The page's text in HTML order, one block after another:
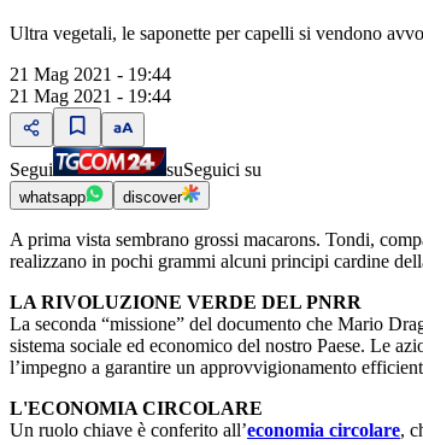
Ultra vegetali, le saponette per capelli si vendono
21 Mag 2021 - 19:44
21 Mag 2021 - 19:44
Segui suSeguici su
whatsapp discover
A prima vista sembrano grossi macarons. Tondi,
realizzano in pochi grammi alcuni principi cardine
LA RIVOLUZIONE VERDE DEL PNRR
La seconda “missione” del documento che Mario
sistema sociale ed economico del nostro Paese. Le
l’impegno a garantire un approvvigionamento
L'ECONOMIA CIRCOLARE
Un ruolo chiave è conferito all’economia circolare,